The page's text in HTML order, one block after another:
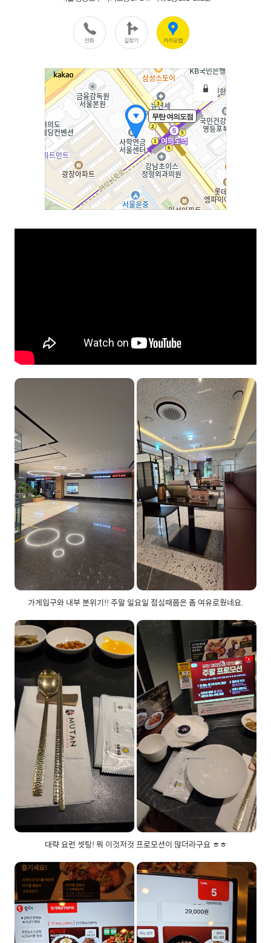
가게입구와 내부 분위기!! 주말 일요일 점심때쯤은 좀 여유로웠네요.
대략 요런 셋팅! 뭐 이것저것 프로모션이 많더라구요 ㅎㅎ